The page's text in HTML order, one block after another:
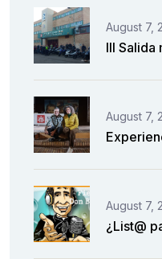
August 7,
III Salida
August 7,
August 7,
¿List@